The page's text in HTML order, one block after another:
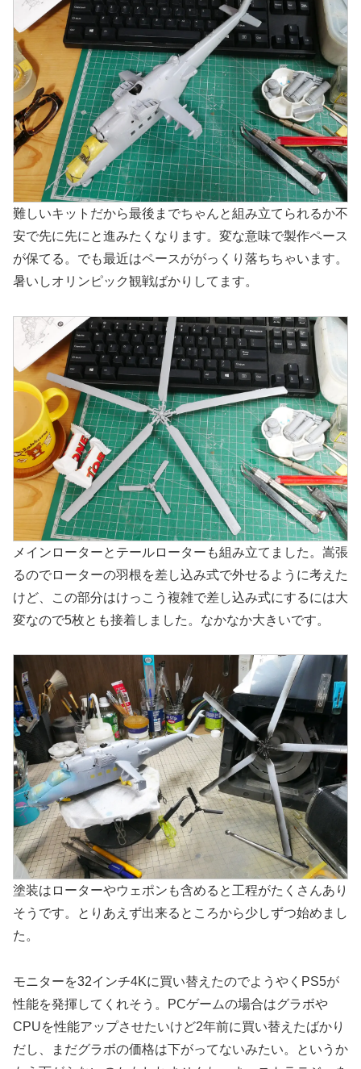
難しいキットだから最後までちゃんと組み立てられるか不
安で先に先にと進みたくなります。変な意味で製作ペース
が保てる。でも最近はペースががっくり落ちちゃいます。
暑いしオリンピック観戦ばかりしてます。
メインローターとテールローターも組み立てました。嵩張
るのでローターの羽根を差し込み式で外せるように考えた
けど、この部分はけっこう複雑で差し込み式にするには大
変なので5枚とも接着しました。なかなか大きいです。
塗装はローターやウェポンも含めると工程がたくさんあり
そうです。とりあえず出来るところから少しずつ始めまし
た。
モニターを32インチ4Kに買い替えたのでようやくPS5が
性能を発揮してくれそう。PCゲームの場合はグラボや
CPUを性能アップさせたいけど2年前に買い替えたばかり
だし、まだグラボの価格は下がってないみたい。というか